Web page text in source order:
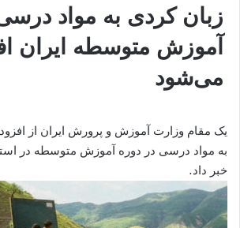
زبان کردی به مواد
آموزش متوسطه ایران
می‌شود
یک مقام وزارت آموزش و پرورش ایران از
به مواد درسی در دوره آموزش متوسطه در
خبر داد.